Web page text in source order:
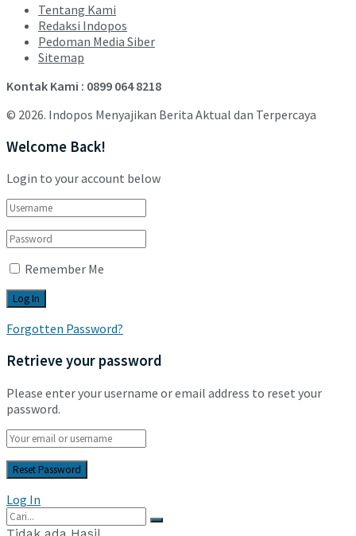
Tentang Kami
Redaksi Indopos
Pedoman Media Siber
Sitemap
Kontak Kami : 0899 064 8218
© 2026. Indopos Menyajikan Berita Aktual dan Terpercaya
Welcome Back!
Login to your account below
Remember Me
Forgotten Password?
Retrieve your password
Please enter your username or email address to reset your
password.
Log In